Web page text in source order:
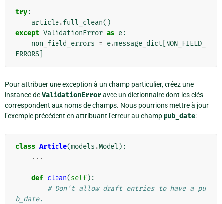
try:
article.full_clean()
except ValidationError as e:
non_field_errors = e.message_dict NON_FIELD_
ERRORS
Pour attribuer une exception à un champ particulier, créez une
instance deValidationErroravec un dictionnaire dont les clés
correspondent aux noms de champs. Nous pourrions mettre à jour
l’exemple précédent en attribuant l’erreur au champ pub_date:
class Article(models .Model ):
...
def clean(self):
# Don't allow draft entries to have a pu
b_date.